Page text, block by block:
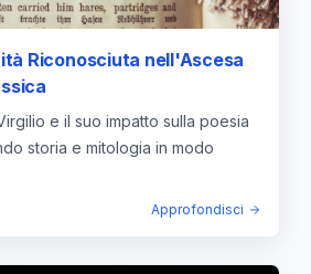
Riconosciuta nell'Ascesa
e il suo impatto sulla poesia
storia e mitologia in modo
Approfondisci